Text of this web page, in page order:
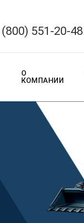
551-20-48
О
КОМПАНИИ